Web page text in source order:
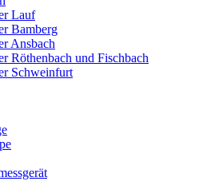
Lauf
Bamberg
Ansbach
Röthenbach und Fischbach
Schweinfurt